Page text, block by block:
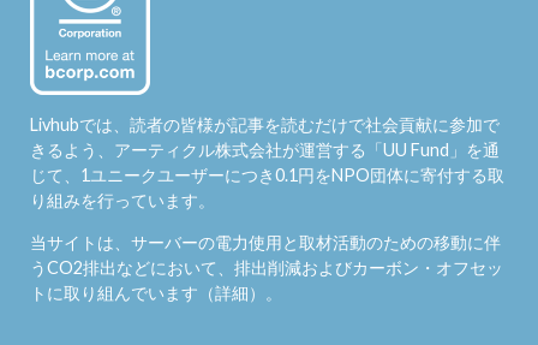
Livhubでは、読者の皆様が記事を読むだけで社会貢献に参加で
きるよう、アーティクル株式会社が運営する「UU Fund 」を通
じて、1ユニークユーザーにつき0.1円をNPO団体に寄付する取
り組みを行っています。
当サイトは、サーバーの電力使用と取材活動のための移動に伴
うCO2排出などにおいて、排出削減およびカーボン・オフセッ
トに取り組んでいます（詳細）。